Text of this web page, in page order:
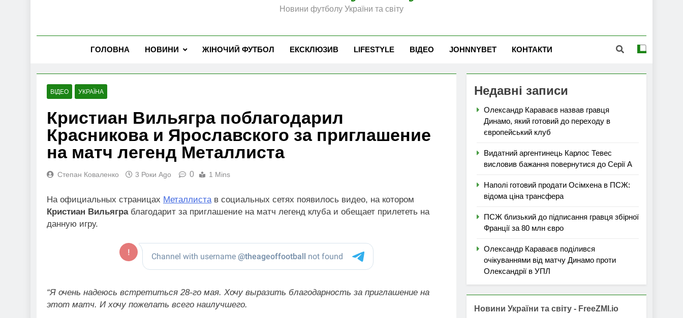
Новини футболу України та світу
ГОЛОВНА НОВИНИ ЖІНОЧИЙ ФУТБОЛ ЕКСКЛЮЗИВ LIFESTYLE ВІДЕО JOHNNYBET КОНТАКТИ
ВІДЕО УКРАЇНА
Кристиан Вильягра поблагодарил
Красникова и Ярославского за приглашение
на матч легенд Металлиста
Степан Коваленко 3 Роки Ago 0 1 Mins
На официальных страницах Металлиста в социальных сетях появилось видео, на котором
Кристиан Вильяграблагодарит за приглашение на матч легенд клуба и обещает прилететь на
данную игру.
“Я очень надеюсь встретиться 28-го мая. Хочу выразить благодарность за приглашение на
этот матч. И хочу пожелать всего наилучшего.
Недавні записи
Олександр Караваєв назвав гравця
Динамо, який готовий до переходу в
європейський клуб
Видатний аргентинець Карлос Тевес
висловив бажання повернутися до Серії А
Наполі готовий продати Осімхена в ПСЖ:
відома ціна трансфера
ПСЖ близький до підписання гравця збірної
Франції за 80 млн євро
Олександр Караваєв поділився
очікуваннями від матчу Динамо проти
Олександрії в УПЛ
Новини України та світу - FreeZMI.io